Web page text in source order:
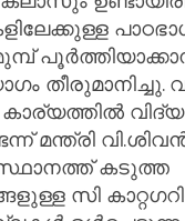
തീരുമാനിച്ചു.
മന്ത്രി
കടുത്ത
സി